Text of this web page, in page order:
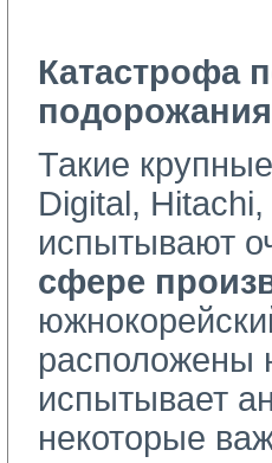
Катастрофа
Такие
Digital,
испытывают
сфере
расположены
испытывает
некоторые